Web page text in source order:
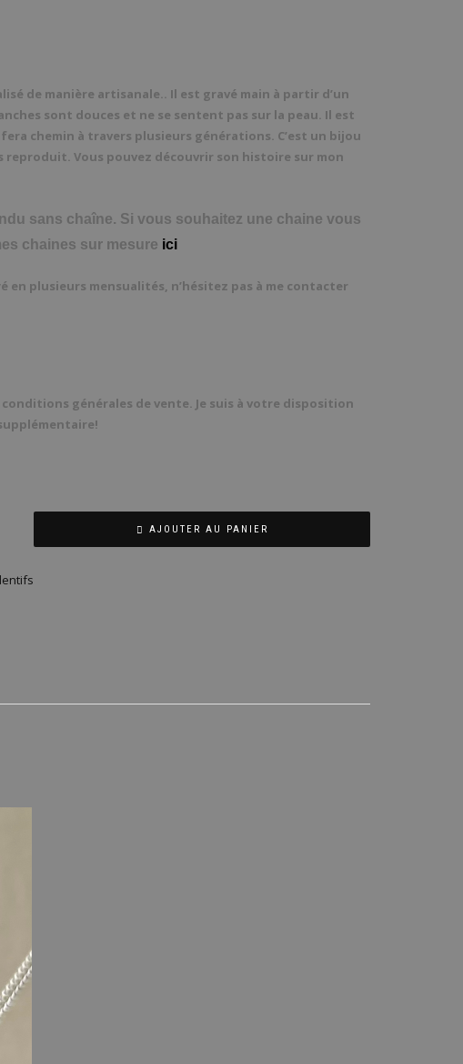
de manière artisanale.. Il est gravé main à partir d’un
sont douces et ne se sentent pas sur la peau. Il est
chemin à travers plusieurs générations. C’est un bijou
reproduit. Vous pouvez découvrir son histoire sur mon
sans chaîne. Si vous souhaitez une chaine vous
chaines sur mesure ici
en plusieurs mensualités, n’hésitez pas à me contacter
conditions générales de vente. Je suis à votre disposition
AJOUTER AU PANIER